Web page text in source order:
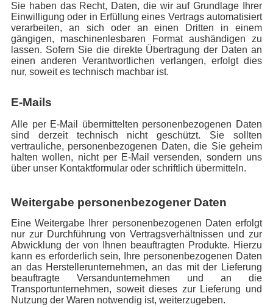
Sie haben das Recht, Daten, die wir auf Grundlage Ihrer
Einwilligung oder in Erfüllung eines Vertrags automatisiert
verarbeiten, an sich oder an einen Dritten in einem
gängigen, maschinenlesbaren Format aushändigen zu
lassen. Sofern Sie die direkte Übertragung der Daten an
einen anderen Verantwortlichen verlangen, erfolgt dies
nur, soweit es technisch machbar ist.
E-Mails
Alle per E-Mail übermittelten personenbezogenen Daten
sind derzeit technisch nicht geschützt. Sie sollten
vertrauliche, personenbezogenen Daten, die Sie geheim
halten wollen, nicht per E-Mail versenden, sondern uns
über unser Kontaktformular oder schriftlich übermitteln.
Weitergabe personenbezogener Daten
Eine Weitergabe Ihrer personenbezogenen Daten erfolgt
nur zur Durchführung von Vertragsverhältnissen und zur
Abwicklung der von Ihnen beauftragten Produkte. Hierzu
kann es erforderlich sein, Ihre personenbezogenen Daten
an das Herstellerunternehmen, an das mit der Lieferung
beauftragte Versandunternehmen und an die
Transportunternehmen, soweit dieses zur Lieferung und
Nutzung der Waren notwendig ist, weiterzugeben.